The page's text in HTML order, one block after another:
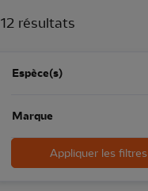
12 résultats
Espèce(s)
Marque
Appliquer les filtres